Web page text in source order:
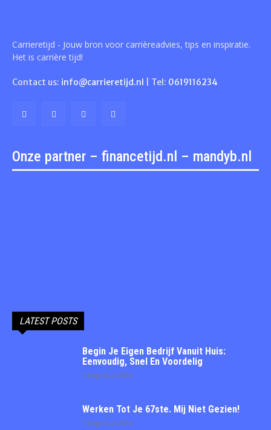
Carrieretijd - Jouw bron voor carrièreadvies, tips en inspiratie.
Het is carrière tijd!
Contact us: info@carrieretijd.nl | Tel: 0619116234
Onze partner – financetijd.nl – mandyb.nl
LATEST POSTS
Begin Je Eigen Bedrijf Vanuit Huis:
Eenvoudig, Snel En Voordelig
7 augustus 2026
Werken Tot Je 67ste. Mij Niet Gezien!
7 augustus 2026